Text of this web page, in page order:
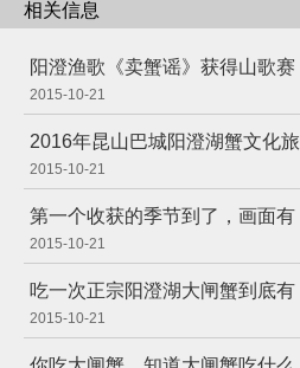
相关信息
阳澄渔歌《卖蟹谣》获得山歌赛
2015-10-21
2016年昆山巴城阳澄湖蟹文化旅
2015-10-21
第一个收获的季节到了，画面有
2015-10-21
吃一次正宗阳澄湖大闸蟹到底有
2015-10-21